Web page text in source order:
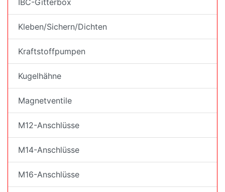
IBC-Gitterbox
Kleben/Sichern/Dichten
Kraftstoffpumpen
Kugelhähne
Magnetventile
M12-Anschlüsse
M14-Anschlüsse
M16-Anschlüsse